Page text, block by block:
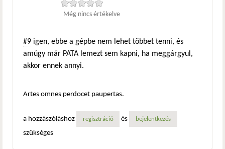
Még nincs értékelve
#9 igen, ebbe a gépbe nem lehet többet tenni, és
amúgy már PATA lemezt sem kapni, ha meggárgyul,
akkor ennek annyi.
Artes omnes perdocet paupertas.
a hozzászóláshoz regisztráció és bejelentkezés
szükséges